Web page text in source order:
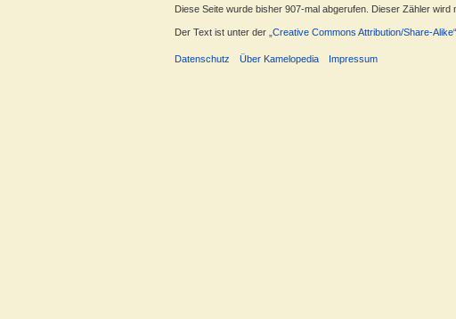
Diese Seite wurde bisher 907-mal abgerufen. Dieser Zähler wird
Der Text ist unter der „Creative Commons Attribution/Share-
Datenschutz Über Kamelopedia Impressum